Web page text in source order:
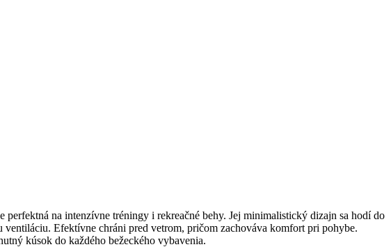
na intenzívne tréningy i rekreačné behy. Jej minimalistický dizajn sa hodí do
Efektívne chráni pred vetrom, pričom zachováva komfort pri pohybe.
kúsok do každého bežeckého vybavenia.